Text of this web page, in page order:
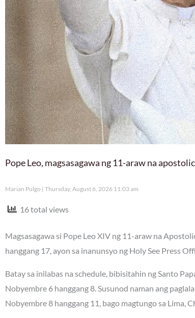
Pope Leo, magsasagawa ng 11-araw na
Marian Pulgo Thursday, August 6, 2026 11:03 am
16 total views
Magsasagawa si Pope Leo XIV ng 11-araw na
hanggang 17, ayon sa inanunsyo ng Holy See Press
Batay sa inilabas na schedule, bibisitahin ng Santo
Nobyembre 6 hanggang 8. Susunod naman ang
Nobyembre 8 hanggang 11, bago magtungo sa Lima,